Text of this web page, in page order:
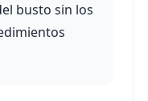
busto sin los